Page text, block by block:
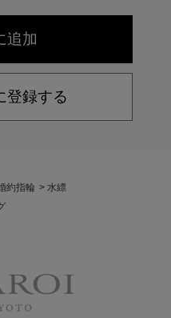
登録する
約指輪 > 水縹